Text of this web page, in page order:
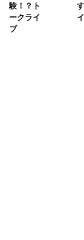
験！？ト
ークライ
ブ